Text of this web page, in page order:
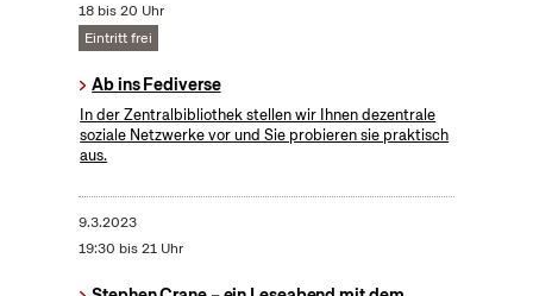
18 bis 20 Uhr
Eintritt frei
Ab ins Fediverse
In der Zentralbibliothek stellen wir Ihnen dezentrale
soziale Netzwerke vor und Sie probieren sie praktisch
aus.
9.3.2023
19:30 bis 21 Uhr